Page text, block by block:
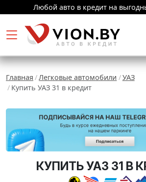
Любой авто в кредит на
Главная Легковые автомобили
УАЗ
Купить УАЗ 31 в кредит
КУПИТЬ УАЗ 31 В